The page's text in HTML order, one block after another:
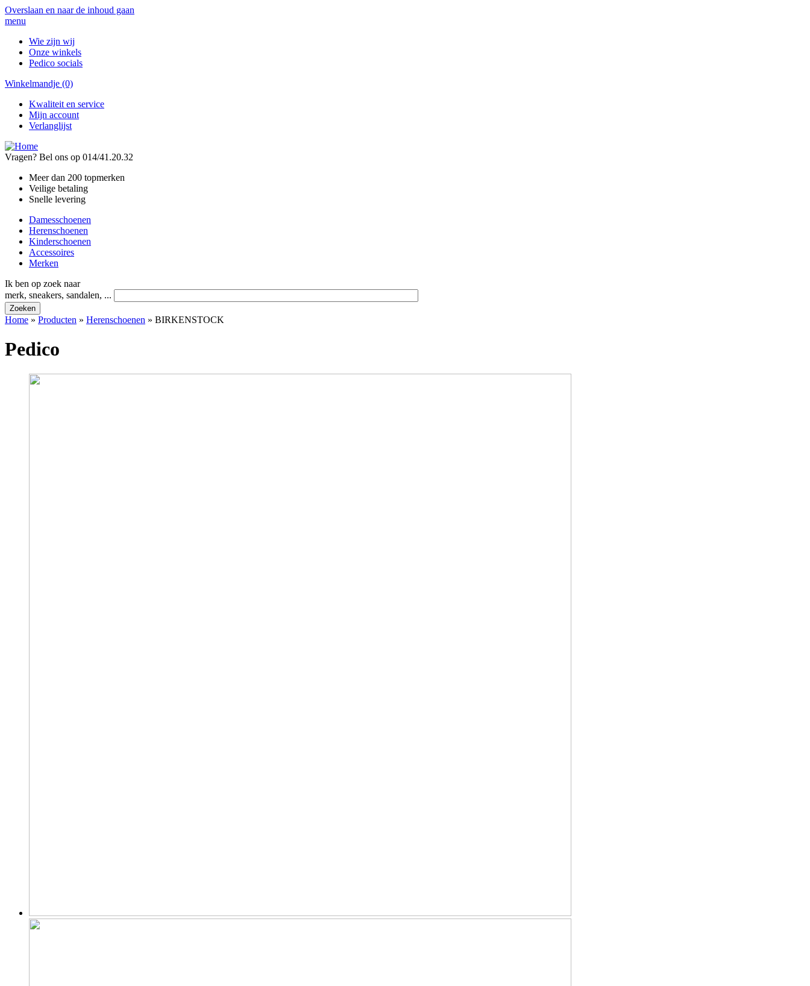
Overslaan en naar de inhoud gaan
menu
Wie zijn wij
Onze winkels
Pedico socials
Winkelmandje (0)
Kwaliteit en service
Mijn account
Verlanglijst
Vragen? Bel ons op 014/41.20.32
Meer dan 200 topmerken
Veilige betaling
Snelle levering
Damesschoenen
Herenschoenen
Kinderschoenen
Accessoires
Merken
Ik ben op zoek naar
merk, sneakers, sandalen, ...
Home » Producten » Herenschoenen » BIRKENSTOCK
Pedico